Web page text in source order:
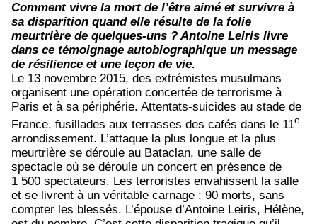
Comment vivre la mort de l’être aimé et survivre à
sa disparition quand elle résulte de la folie
meurtrière de quelques-uns ? Antoine Leiris livre
dans ce témoignage autobiographique un message
de résilience et une leçon de vie.
Le 13 novembre 2015, des extrémistes musulmans
organisent une opération concertée de terrorisme à
Paris et à sa périphérie. Attentats-suicides au stade de
France, fusillades aux terrasses des cafés dans le 11e
arrondissement. L’attaque la plus longue et la plus
meurtrière se déroule au Bataclan, une salle de
spectacle où se déroule un concert en présence de
1 500 spectateurs. Les terroristes envahissent la salle
et se livrent à un véritable carnage : 90 morts, sans
compter les blessés. L’épouse d’Antoine Leiris, Hélène,